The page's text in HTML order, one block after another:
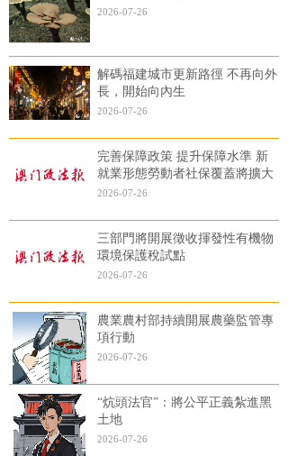
2026-07-26
解碼福建城市更新路徑 不再向外
長，開始向內生
2026-07-26
完善保障政策 提升保障水準 新
就業形態勞動者社保覆蓋將擴大
2026-07-26
三部門將開展徵收揮發性有機物
環境保護稅試點
2026-07-26
農業農村部持續開展農藥監管專
項行動
2026-07-26
“炕頭法官”：將公平正義紮進黑
土地
2026-07-26